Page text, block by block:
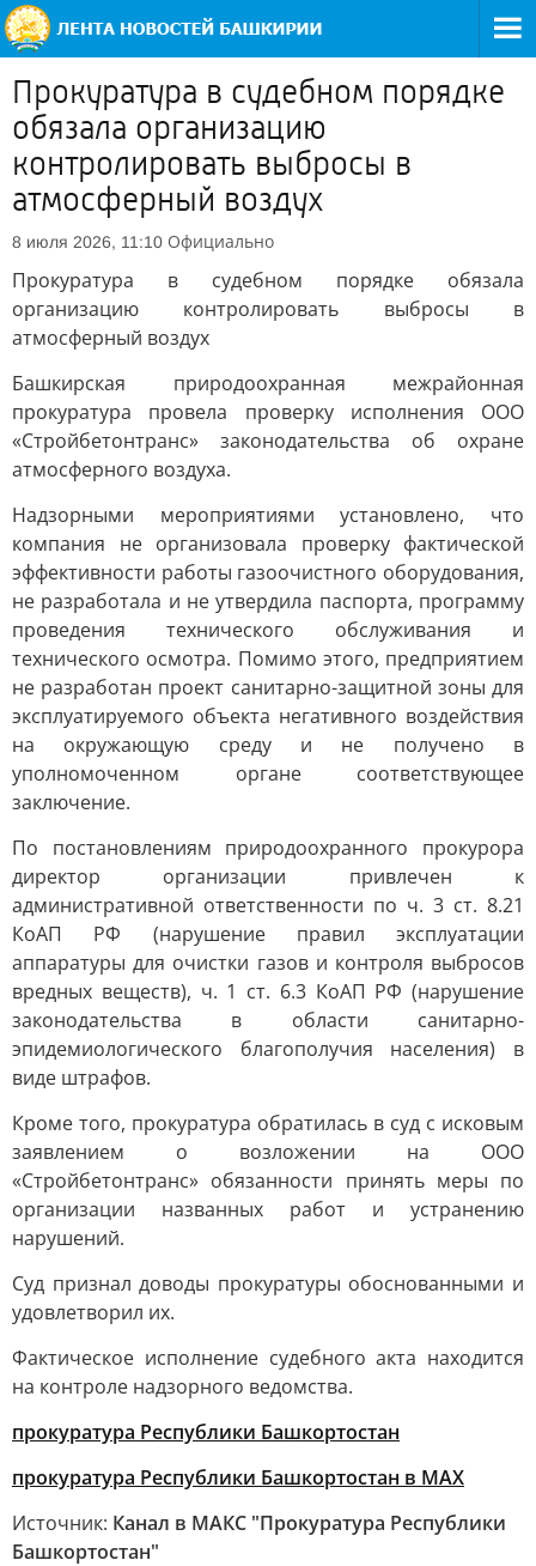
Прокуратура в судебном порядке
обязала организацию
контролировать выбросы в
атмосферный воздух
8 июля 2026, 11:10 Официально
Прокуратура в судебном порядке обязала
организацию контролировать выбросы в
атмосферный воздух
Башкирская природоохранная межрайонная
прокуратура провела проверку исполнения ООО
«Стройбетонтранс» законодательства об охране
атмосферного воздуха.
Надзорными мероприятиями установлено, что
компания не организовала проверку фактической
эффективности работы газоочистного оборудования,
не разработала и не утвердила паспорта, программу
проведения технического обслуживания и
технического осмотра. Помимо этого, предприятием
не разработан проект санитарно-защитной зоны для
эксплуатируемого объекта негативного воздействия
на окружающую среду и не получено в
уполномоченном органе соответствующее
заключение.
По постановлениям природоохранного прокурора
директор организации привлечен к
административной ответственности по ч. 3 ст. 8.21
КоАП РФ (нарушение правил эксплуатации
аппаратуры для очистки газов и контроля выбросов
вредных веществ), ч. 1 ст. 6.3 КоАП РФ (нарушение
законодательства в области санитарно-
эпидемиологического благополучия населения) в
виде штрафов.
Кроме того, прокуратура обратилась в суд с исковым
заявлением о возложении на ООО
«Стройбетонтранс» обязанности принять меры по
организации названных работ и устранению
нарушений.
Суд признал доводы прокуратуры обоснованными и
удовлетворил их.
Фактическое исполнение судебного акта находится
на контроле надзорного ведомства.
прокуратура Республики Башкортостан
прокуратура Республики Башкортостан в МАХ
Источник: Канал в МАКС "Прокуратура Республики
Башкортостан"